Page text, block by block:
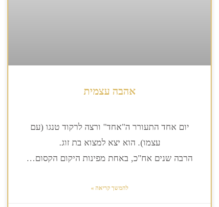
אהבה עצמית
יום אחד התעורר ה"אחד" ורצה לרקוד טנגו (עם
עצמו). הוא יצא למצוא בת זוג.
הרבה שנים אח"כ, באחת מפינות היקום הקסום…
להמשך קריאה »